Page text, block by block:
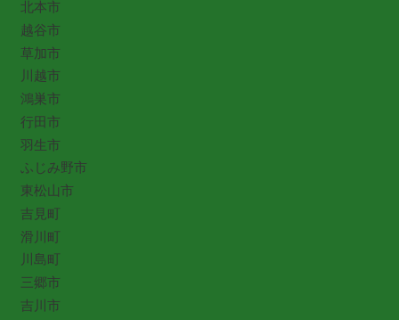
北本市
越谷市
草加市
川越市
鴻巣市
行田市
羽生市
ふじみ野市
東松山市
吉見町
滑川町
川島町
三郷市
吉川市